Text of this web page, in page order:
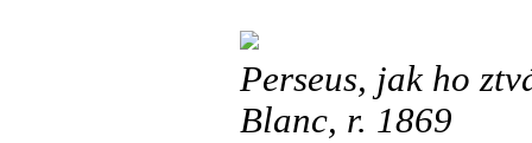
Perseus, jak ho
Blanc, r. 1869